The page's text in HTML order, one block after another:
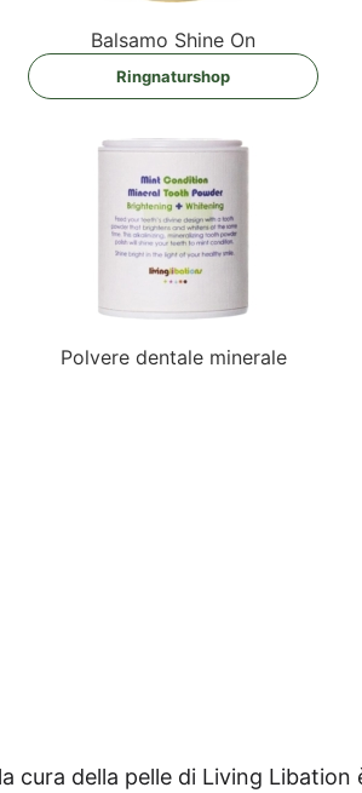
Bal­sa­mo Shi­ne On
Ring­na­tur­shop
Pol­vere den­ta­le minerale
cura del­la pel­le di Living